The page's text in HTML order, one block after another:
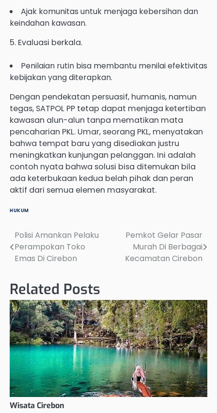
Ajak komunitas untuk menjaga kebersihan dan
keindahan kawasan.
5. Evaluasi berkala.
Penilaian rutin bisa membantu menilai efektivitas
kebijakan yang diterapkan.
Dengan pendekatan persuasif, humanis, namun
tegas, SATPOL PP tetap dapat menjaga ketertiban
kawasan alun-alun tanpa mematikan mata
pencaharian PKL. Umar, seorang PKL, menyatakan
bahwa tempat baru yang disediakan justru
meningkatkan kunjungan pelanggan. Ini adalah
contoh nyata bahwa solusi bisa ditemukan bila
ada keterbukaan kedua belah pihak dan peran
aktif dari semua elemen masyarakat.
HUKUM
Post
navigation
Polisi Amankan Pelaku
Perampokan Toko
Emas Di Cirebon
Pemkot Gelar Pasar
Murah Di Berbagai
Kecamatan Cirebon
Related Posts
Wisata Cirebon